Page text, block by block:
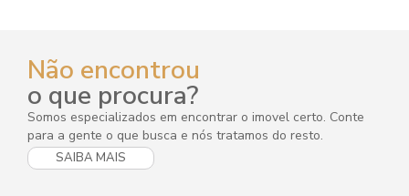
Não encontrou
o que procura?
Somos especializados em encontrar o imovel certo. Conte
para a gente o que busca e nós tratamos do resto.
SAIBA MAIS